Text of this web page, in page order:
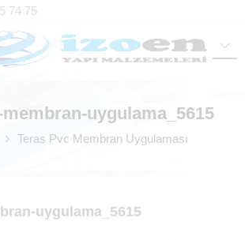
74 75
uygulama_5615
Teras Pvc Membran Uygulaması
uygulama_5615